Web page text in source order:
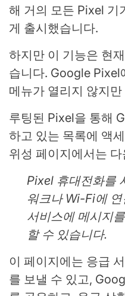
해 거의 모든 Pixel 기
게 출시했습니다.
하지만 이 기능은 현
습니다. Google Pixel
메뉴가 열리지 않지
루팅된 Pixel을 통해
하고 있는 목록에 액
위성 페이지에서는
Pixel 휴대전화를
워크나 Wi-Fi에
서비스에 메시지
할 수 있습니다.
이 페이지에는 응급
를 보낼 수 있고,